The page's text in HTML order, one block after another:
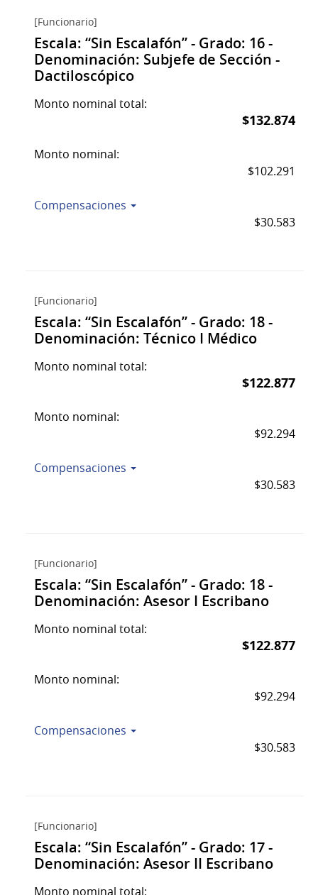
[Funcionario]
Escala: “Sin Escalafón” - Grado: 16 -
Denominación: Subjefe de Sección -
Dactiloscópico
Monto nominal total:
$132.874
Monto nominal:
$102.291
Compensaciones
$30.583
[Funcionario]
Escala: “Sin Escalafón” - Grado: 18 -
Denominación: Técnico I Médico
Monto nominal total:
$122.877
Monto nominal:
$92.294
Compensaciones
$30.583
[Funcionario]
Escala: “Sin Escalafón” - Grado: 18 -
Denominación: Asesor I Escribano
Monto nominal total:
$122.877
Monto nominal:
$92.294
Compensaciones
$30.583
[Funcionario]
Escala: “Sin Escalafón” - Grado: 17 -
Denominación: Asesor II Escribano
Monto nominal total: